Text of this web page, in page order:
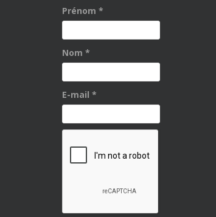
Prénom *
Nom *
E-mail *